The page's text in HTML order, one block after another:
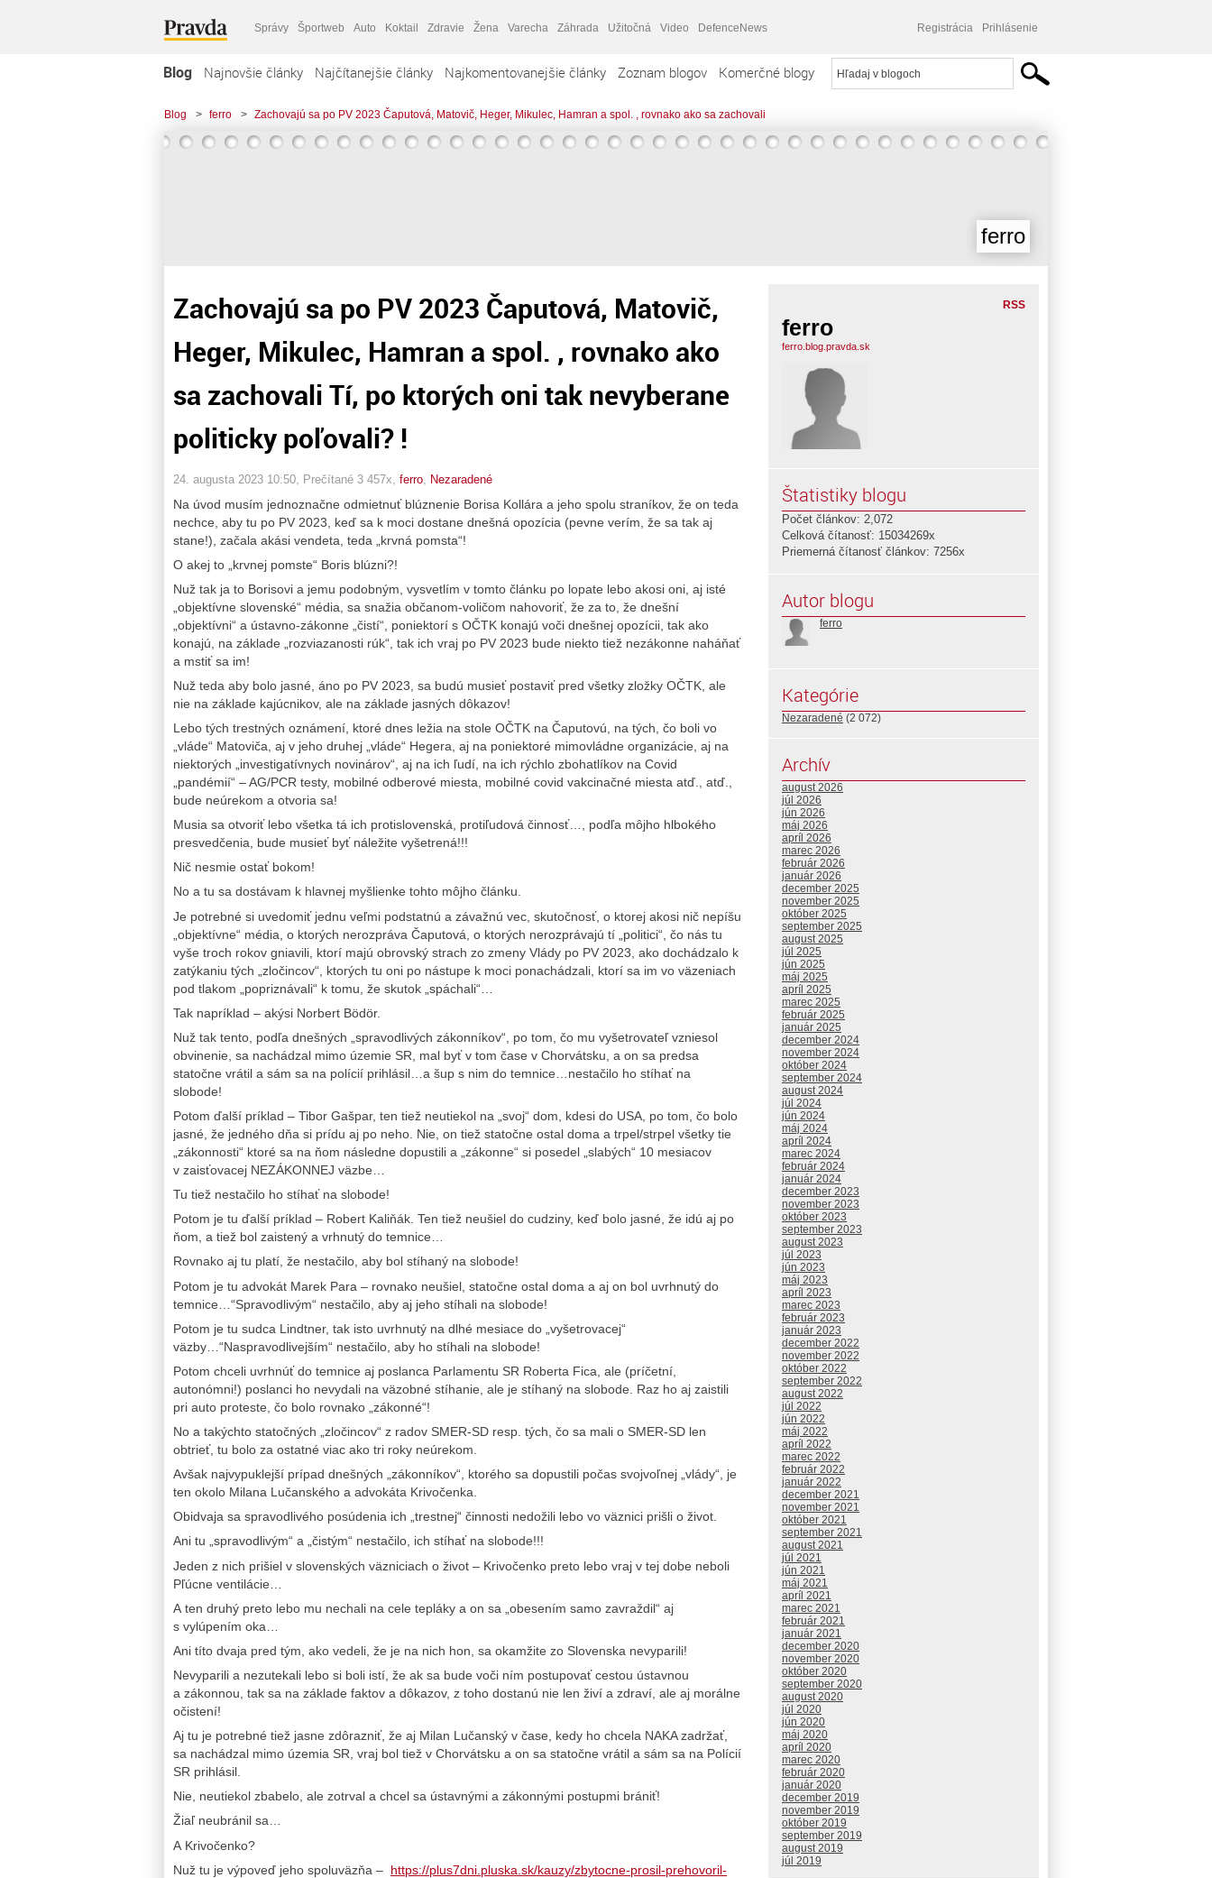
Správy Športweb Auto Koktail Zdravie Žena Varecha Záhrada Užitočná Video DefenceNews Registrácia Prihlásenie
Blog Najnovšie články Najčítanejšie články Najkomentovanejšie články Zoznam blogov Komerčné blogy
Blog > ferro > Zachovajú sa po PV 2023 Čaputová, Matovič, Heger, Mikulec, Hamran a spol. , rovnako ako sa zachovali
ferro
Zachovajú sa po PV 2023 Čaputová, Matovič,
Heger, Mikulec, Hamran a spol. , rovnako ako
sa zachovali Tí, po ktorých oni tak nevyberane
politicky poľovali? !
24. augusta 2023 10:50 , Prečítané 3 457x, ferro Nezaradené
Na úvod musím jednoznačne odmietnuť blúznenie Borisa Kollára a jeho spolu straníkov, že on teda
nechce, aby tu po PV 2023, keď sa k moci dostane dnešná opozícia (pevne verím, že sa tak aj
stane!), začala akási vendeta, teda „krvná pomsta“!
O akej to „krvnej pomste“ Boris blúzni?!
Nuž tak ja to Borisovi a jemu podobným, vysvetlím v tomto článku po lopate lebo akosi oni, aj isté
„objektívne slovenské“ média, sa snažia občanom-voličom nahovoriť, že za to, že dnešní
„objektívni“ a ústavno-zákonne „čistí“, poniektorí s OČTK konajú voči dnešnej opozícii, tak ako
konajú, na základe „rozviazanosti rúk“, tak ich vraj po PV 2023 bude niekto tiež nezákonne naháňať
a mstiť sa im!
Nuž teda aby bolo jasné, áno po PV 2023, sa budú musieť postaviť pred všetky zložky OČTK, ale
nie na základe kajúcnikov, ale na základe jasných dôkazov!
Lebo tých trestných oznámení, ktoré dnes ležia na stole OČTK na Čaputovú, na tých, čo boli vo
„vláde“ Matoviča, aj v jeho druhej „vláde“ Hegera, aj na poniektoré mimovládne organizácie, aj na
niektorých „investigatívnych novinárov“, aj na ich ľudí, na ich rýchlo zbohatlíkov na Covid
„pandémií“ – AG/PCR testy, mobilné odberové miesta, mobilné covid vakcinačné miesta atď., atď.,
bude neúrekom a otvoria sa!
Musia sa otvoriť lebo všetka tá ich protislovenská, protiľudová činnosť…, podľa môjho hlbokého
presvedčenia, bude musieť byť náležite vyšetrená!!!
Nič nesmie ostať bokom!
No a tu sa dostávam k hlavnej myšlienke tohto môjho článku.
Je potrebné si uvedomiť jednu veľmi podstatnú a závažnú vec, skutočnosť, o ktorej akosi nič nepíšu
„objektívne“ média, o ktorých nerozpráva Čaputová, o ktorých nerozprávajú tí „politici“, čo nás tu
vyše troch rokov gniavili, ktorí majú obrovský strach zo zmeny Vlády po PV 2023, ako dochádzalo k
zatýkaniu tých „zločincov“, ktorých tu oni po nástupe k moci ponachádzali, ktorí sa im vo väzeniach
pod tlakom „popriznávali“ k tomu, že skutok „spáchali“…
Tak napríklad – akýsi Norbert Bödör.
Nuž tak tento, podľa dnešných „spravodlivých zákonníkov“, po tom, čo mu vyšetrovateľ vzniesol
obvinenie, sa nachádzal mimo územie SR, mal byť v tom čase v Chorvátsku, a on sa predsa
statočne vrátil a sám sa na polícií prihlásil…a šup s nim do temnice…nestačilo ho stíhať na
slobode!
Potom ďalší príklad – Tibor Gašpar, ten tiež neutiekol na „svoj“ dom, kdesi do USA, po tom, čo bolo
jasné, že jedného dňa si prídu aj po neho. Nie, on tiež statočne ostal doma a trpel/strpel všetky tie
„zákonnosti“ ktoré sa na ňom následne dopustili a „zákonne“ si posedel „slabých“ 10 mesiacov
v zaisťovacej NEZÁKONNEJ väzbe…
Tu tiež nestačilo ho stíhať na slobode!
Potom je tu ďalší príklad – Robert Kaliňák. Ten tiež neušiel do cudziny, keď bolo jasné, že idú aj po
ňom, a tiež bol zaistený a vrhnutý do temnice…
Rovnako aj tu platí, že nestačilo, aby bol stíhaný na slobode!
Potom je tu advokát Marek Para – rovnako neušiel, statočne ostal doma a aj on bol uvrhnutý do
temnice…“Spravodlivým“ nestačilo, aby aj jeho stíhali na slobode!
Potom je tu sudca Lindtner, tak isto uvrhnutý na dlhé mesiace do „vyšetrovacej“
väzby…“Naspravodlivejším“ nestačilo, aby ho stíhali na slobode!
Potom chceli uvrhnúť do temnice aj poslanca Parlamentu SR Roberta Fica, ale (príčetní,
autonómni!) poslanci ho nevydali na väzobné stíhanie, ale je stíhaný na slobode. Raz ho aj zaistili
pri auto proteste, čo bolo rovnako „zákonné“!
No a takýchto statočných „zločincov“ z radov SMER-SD resp. tých, čo sa mali o SMER-SD len
obtrieť, tu bolo za ostatné viac ako tri roky neúrekom.
Avšak najvypuklejší prípad dnešných „zákonníkov“, ktorého sa dopustili počas svojvoľnej „vlády“, je
ten okolo Milana Lučanského a advokáta Krivočenka.
Obidvaja sa spravodlivého posúdenia ich „trestnej“ činnosti nedožili lebo vo väznici prišli o život.
Ani tu „spravodlivým“ a „čistým“ nestačilo, ich stíhať na slobode!!!
Jeden z nich prišiel v slovenských väzniciach o život – Krivočenko preto lebo vraj v tej dobe neboli
Pľúcne ventilácie…
A ten druhý preto lebo mu nechali na cele tepláky a on sa „obesením samo zavraždil“ aj
s vylúpením oka…
Ani títo dvaja pred tým, ako vedeli, že je na nich hon, sa okamžite zo Slovenska nevyparili!
Nevyparili a nezutekali lebo si boli istí, že ak sa bude voči ním postupovať cestou ústavnou
a zákonnou, tak sa na základe faktov a dôkazov, z toho dostanú nie len živí a zdraví, ale aj morálne
očistení!
Aj tu je potrebné tiež jasne zdôrazniť, že aj Milan Lučanský v čase, kedy ho chcela NAKA zadržať,
sa nachádzal mimo územia SR, vraj bol tiež v Chorvátsku a on sa statočne vrátil a sám sa na Polícií
SR prihlásil.
Nie, neutiekol zbabelo, ale zotrval a chcel sa ústavnými a zákonnými postupmi brániť!
Žiaľ neubránil sa…
A Krivočenko?
Nuž tu je výpoveď jeho spoluväzňa – https://plus7dni.pluska.sk/kauzy/zbytocne-prosil-prehovoril-
RSS
ferro
ferro.blog.pravda.sk
Štatistiky blogu
Počet článkov: 2,072
Celková čítanosť: 15034269x
Priemerná čítanosť článkov: 7256x
Autor blogu
ferro
Kategórie
Nezaradené (2 072)
Archív
august 2026
júl 2026
jún 2026
máj 2026
apríl 2026
marec 2026
február 2026
január 2026
december 2025
november 2025
október 2025
september 2025
august 2025
júl 2025
jún 2025
máj 2025
apríl 2025
marec 2025
február 2025
január 2025
december 2024
november 2024
október 2024
september 2024
august 2024
júl 2024
jún 2024
máj 2024
apríl 2024
marec 2024
február 2024
január 2024
december 2023
november 2023
október 2023
september 2023
august 2023
júl 2023
jún 2023
máj 2023
apríl 2023
marec 2023
február 2023
január 2023
december 2022
november 2022
október 2022
september 2022
august 2022
júl 2022
jún 2022
máj 2022
apríl 2022
marec 2022
február 2022
január 2022
december 2021
november 2021
október 2021
september 2021
august 2021
júl 2021
jún 2021
máj 2021
apríl 2021
marec 2021
február 2021
január 2021
december 2020
november 2020
október 2020
september 2020
august 2020
júl 2020
jún 2020
máj 2020
apríl 2020
marec 2020
február 2020
január 2020
december 2019
november 2019
október 2019
september 2019
august 2019
júl 2019